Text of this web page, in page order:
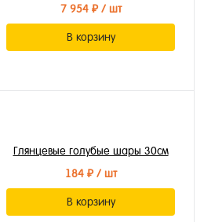
7 954 ₽/ шт
В корзину
Глянцевые голубые шары 30см
184 ₽/ шт
В корзину